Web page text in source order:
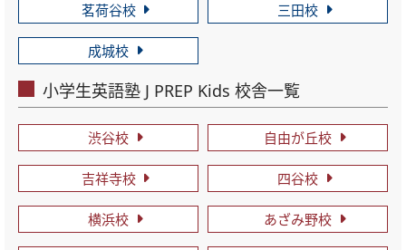
茗荷谷校 三田校
成城校
小学生英語塾 J PREP Kids 校舎一覧
渋谷校 自由が丘校
吉祥寺校 四谷校
横浜校 あざみ野校